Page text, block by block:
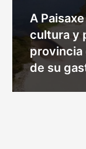
A
cultura y
provincia
de su